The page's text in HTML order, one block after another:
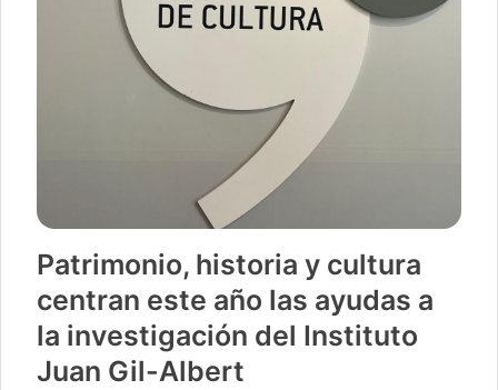
Patrimonio, historia y cultura
centran este año las ayudas a
la investigación del Instituto
Juan Gil-Albert